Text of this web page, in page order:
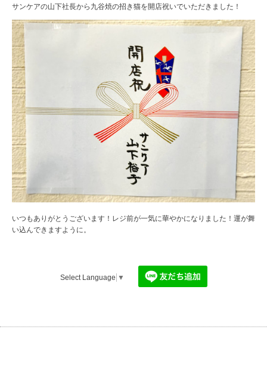
サンケアの山下社長から九谷焼の招き猫を開店祝いでいただきました！
いつもありがとうございます！レジ前が一気に華やかになりました！運が舞
い込んできますように。
Select Language ▼